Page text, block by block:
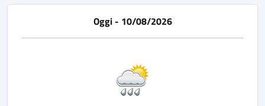
Oggi - 10/08/2026